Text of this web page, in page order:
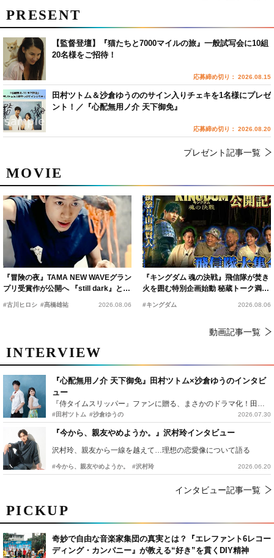
PICKUP
奇妙で自由な音楽家集団の真実とは？『エレファント6レコー
ディング・カンパニー』が教える“好き”を貫くDIY精神
MOVIE
『冒険の夜』TAMA NEW WAVEグラン
プリ受賞作が公開へ 『still dark』と同
時上映決定
#古川ヒロシ #髙橋雄祐 2026.08.06
『キングダム 魂の決戦』飛信隊が焚き
火を囲む特別企画始動 秘蔵トーク満載
の“キングダムキャンプ”開催
#キングダム 2026.08.06
動画記事一覧
INTERVIEW
『心配無用ノ介 天下御免』田村ツトム×沙倉ゆうのインタビ
ュー
『侍タイムスリッパー』ファンに贈る、まさかのドラマ化！田村ツトム×沙倉ゆうのが語る『心配無用ノ介』撮影秘話
#田村ツトム #沙倉ゆうの 2026.07.30
『今から、親友やめようか。』沢村玲インタビュー
沢村玲、親友から一線を越えて…理想の恋愛像について語る
#今から、親友やめようか。 #沢村玲 2026.06.20
インタビュー記事一覧
PRESENT
【監督登壇】『猫たちと7000マイルの旅』一般試写会に10組
20名様をご招待！
応募締め切り： 2026.08.15
田村ツトム＆沙倉ゆうののサイン入りチェキを1名様にプレゼ
ント！／『心配無用ノ介 天下御免』
応募締め切り： 2026.08.20
プレゼント記事一覧